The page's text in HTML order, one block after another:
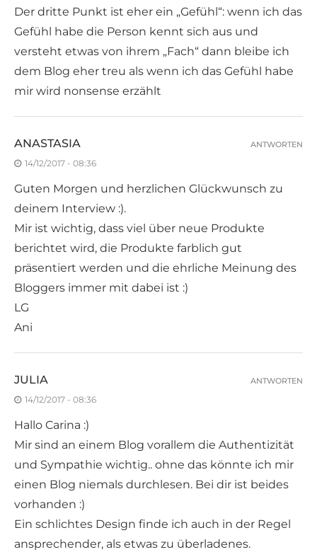
Der dritte Punkt ist eher ein „Gefühl“: wenn ich das
Gefühl habe die Person kennt sich aus und
versteht etwas von ihrem „Fach“ dann bleibe ich
dem Blog eher treu als wenn ich das Gefühl habe
mir wird nonsense erzählt
ANASTASIA
14/12/2017 - 08:36
Guten Morgen und herzlichen Glückwunsch zu
deinem Interview :).
Mir ist wichtig, dass viel über neue Produkte
berichtet wird, die Produkte farblich gut
präsentiert werden und die ehrliche Meinung des
Bloggers immer mit dabei ist :)
LG
Ani
ANTWORTEN
JULIA
14/12/2017 - 08:36
Hallo Carina :)
Mir sind an einem Blog vorallem die Authentizität
und Sympathie wichtig.. ohne das könnte ich mir
einen Blog niemals durchlesen. Bei dir ist beides
vorhanden :)
Ein schlichtes Design finde ich auch in der Regel
ansprechender, als etwas zu überladenes.
ANTWORTEN